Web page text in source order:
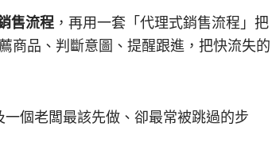
售流程 ，再用一套「代理式銷售流程」把
商品、判斷意圖、提醒跟進，把快流失的
個老闆最該先做、卻最常被跳過的步